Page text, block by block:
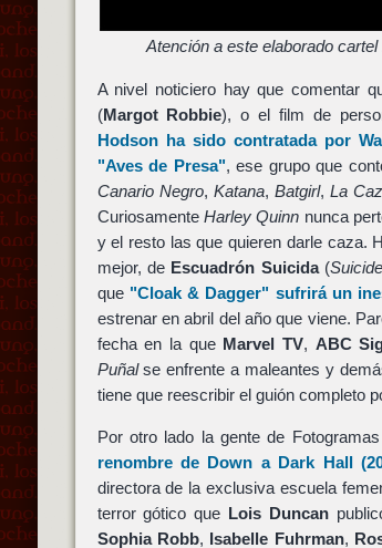
Atención a este elaborado
A nivel noticiero hay que comentar
(Margot Robbie), o el film de
Hodsonha sido contratada por
"Aves de Presa", ese grupo que
Canario Negro, Katana, Batgirl, La
Curiosamente Harley Quinn nunca
y el resto las que quieren darle caza.
mejor, de Escuadrón Suicida(
que "Cloak & Dagger" sufrirá un
estrenar en abril del año que viene.
fecha en la que Marvel TV, ABC
Puñalse enfrente a maleantes y
tiene que reescribir el guión completo
Por otro lado la gente de
renombre de Down a Dark Hall
directora de la exclusiva escuela
terror gótico que Lois Duncan
Sophia Robb, Isabelle Fuhrman,